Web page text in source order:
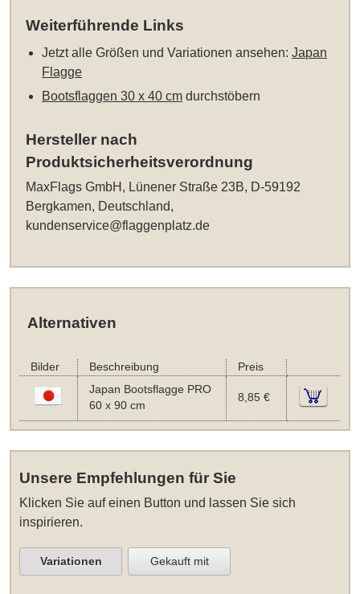
Weiterführende Links
Jetzt alle Größen und Variationen ansehen:Japan
Flagge
Bootsflaggen 30 x 40 cm durchstöbern
Hersteller nach
Produktsicherheitsverordnung
MaxFlags GmbH, Lünener Straße 23B, D-59192
Bergkamen, Deutschland,
kundenservice@flaggenplatz.de
Alternativen
Bilder Beschreibung
Preis
Japan Bootsflagge PRO
60 x 90 cm
8,85 €
Unsere Empfehlungen für Sie
Klicken Sie auf einen Button und lassen Sie sich
inspirieren.
Variationen Gekauft mit